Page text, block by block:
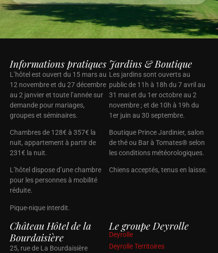
Informations pratiques
L’hôtel est ouvert du 15 mars au
12 novembre et du 27 décembre
au 2 janvier et toute l’année sur
demande pour mariages,
groupes et séminaires.
Chambres de 128€ à 357€ la
nuit, appartement à partir de
231€ la nuit.
L’hôtel dispose d’une chambre
pour les personnes à mobilité
réduite.
Pique-nique interdit.
Jardins & Boutique
Les jardins sont ouverts au
public de 11h à 18h du 7 avril au
31 mai et du 1er octobre au 2
novembre ; et de 10h à 19h du
1er juin au 30 septembre.
Boutique Prince Jardinier, salon
de thé ou Bar à Tomates® selon
les conditions météorologiques.
Chiens acceptés, tenus en laisse.
Château Hôtel de la
Bourdaisière
25, rue de La Bourdaisière
Le groupe Deyrolle
Deyrolle
Deyrolle Territoires